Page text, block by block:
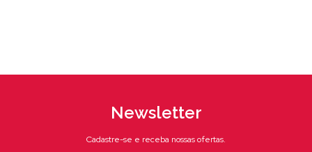
Newsletter
Cadastre-se e receba nossas ofertas.